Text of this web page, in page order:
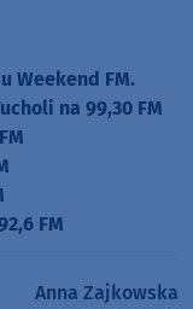
Weekend FM.
na 99,30 FM
FM
Anna Zajkowska